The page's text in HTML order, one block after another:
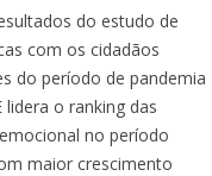
do estudo de
com os cidadãos
do período de pandemia
lidera o ranking das
no período
maior crescimento